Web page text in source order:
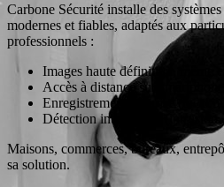
Carbone Sécurité installe des
modernes et fiables, adaptés aux
professionnels :
Images haute définition, même
Accès à distance sur smartphone
Enregistrement sécurisé (local
Détection intelligente (intrusion,
Maisons, commerces, bureaux,
sa solution.